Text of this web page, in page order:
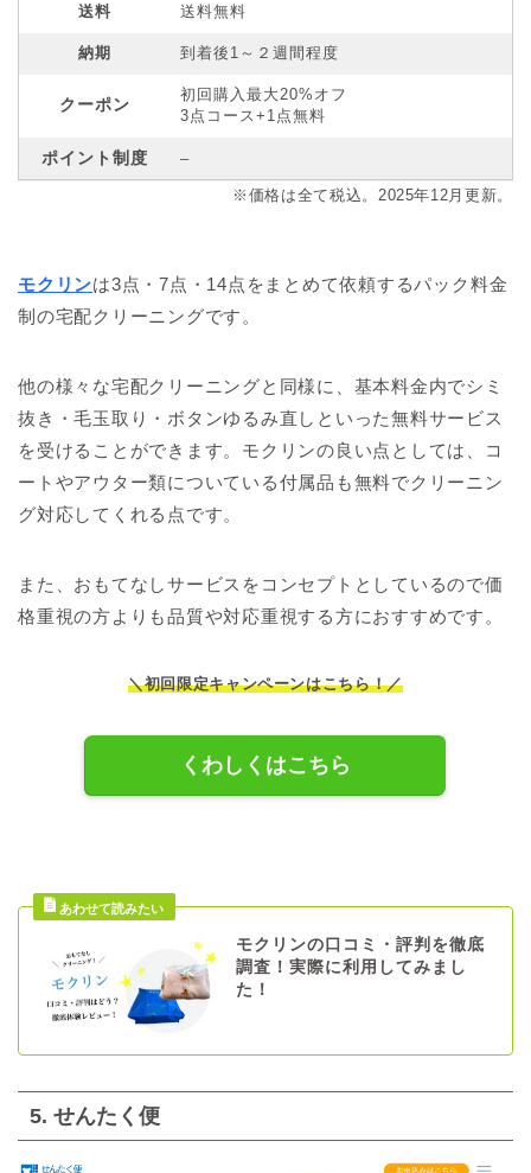
送料 送料無料
納期 到着後1～２週間程度
クーポン
初回購入最大20%オフ
3点コース+1点無料
ポイント制度 –
※価格は全て税込。2025年12月更新。
モクリンは3点・7点・14点をまとめて依頼するパック料金
制の宅配クリーニングです。
他の様々な宅配クリーニングと同様に、基本料金内でシミ
抜き・毛玉取り・ボタンゆるみ直しといった無料サービス
を受けることができます。モクリンの良い点としては、コ
ートやアウター類についている付属品も無料でクリーニン
グ対応してくれる点です。
また、おもてなしサービスをコンセプトとしているので価
格重視の方よりも品質や対応重視する方におすすめです。
＼初回限定キャンペーンはこちら！／
くわしくはこちら
モクリンの口コミ・評判を徹底
調査！実際に利用してみまし
た！
5. せんたく便